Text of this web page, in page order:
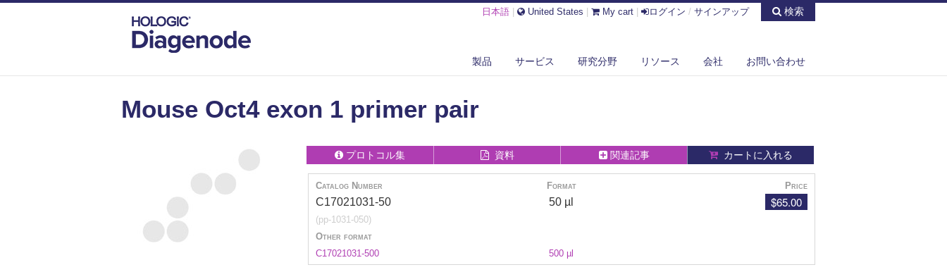
日本語 United States My cart ログイン / サインアップ 検索
製品 サービス 研究分野 リソース 会社 お問い合わせ
Mouse Oct4 exon 1 primer pair
プロトコル集 資料 関連記事 カートに入れる
Catalog Number Format Price
C17021031-50
(pp-1031-050)
50 µl $65.00
Other format
C17021031-500
500 µl